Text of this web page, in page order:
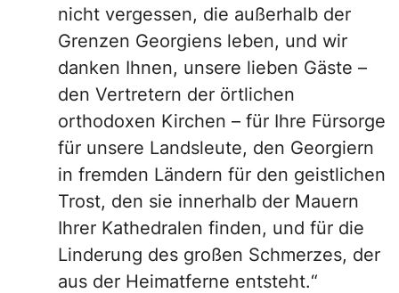
nicht vergessen, die außerhalb der
Grenzen Georgiens leben, und wir
danken Ihnen, unsere lieben Gäste –
den Vertretern der örtlichen
orthodoxen Kirchen – für Ihre Fürsorge
für unsere Landsleute, den Georgiern
in fremden Ländern für den geistlichen
Trost, den sie innerhalb der Mauern
Ihrer Kathedralen finden, und für die
Linderung des großen Schmerzes, der
aus der Heimatferne entsteht.“